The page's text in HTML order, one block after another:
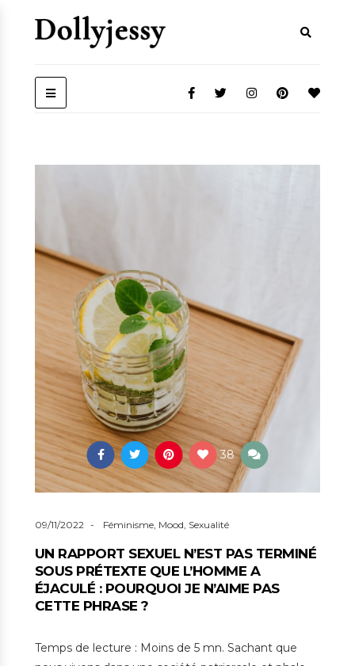
38
09/11/2022 Féminisme, Mood, Sexualité
UN RAPPORT SEXUEL N’EST PAS TERMINÉ
SOUS PRÉTEXTE QUE L’HOMME A
ÉJACULÉ : POURQUOI JE N’AIME PAS
CETTE PHRASE ?
Temps de lecture : Moins de 5 mn. Sachant que